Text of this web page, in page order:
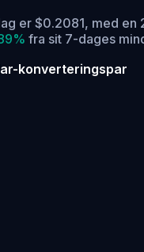
er $0.2081, med en
fra sit 7-dages
konverteringspar